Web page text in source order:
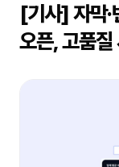
[기사] 자막·
오픈, 고품질